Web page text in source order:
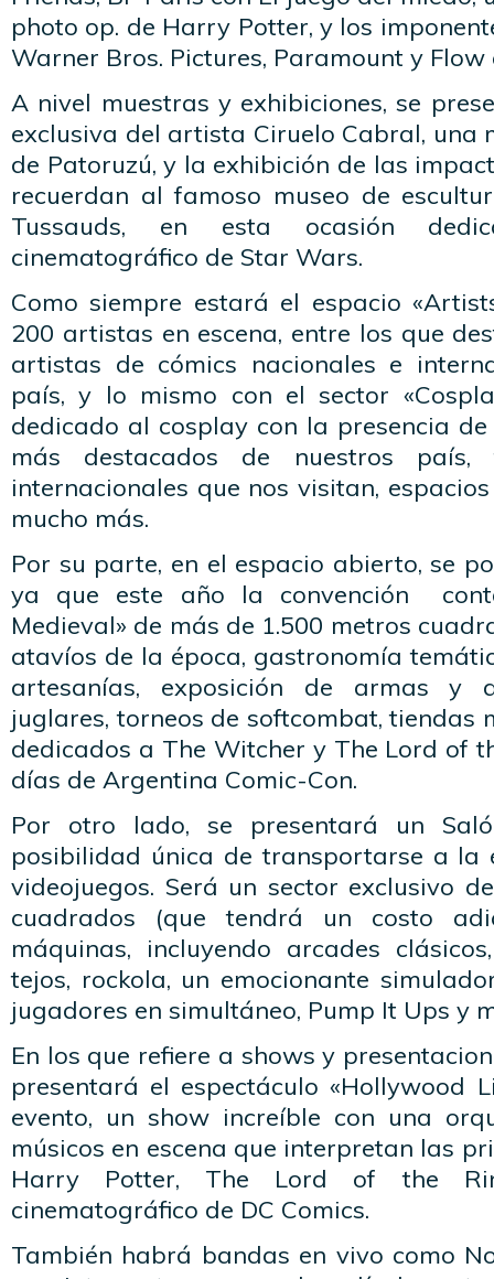
photo op. de Harry Potter, y los
Warner Bros. Pictures, Paramount y Flow
A nivel muestras y exhibiciones, se
exclusiva del artista Ciruelo Cabral, una
de Patoruzú, y la exhibición de las
recuerdan al famoso museo de
Tussauds, en esta ocasión
cinematográfico de Star Wars.
Como siempre estará el espacio
200 artistas en escena, entre los que
artistas de cómics nacionales e
país, y lo mismo con el sector
dedicado al cosplay con la presencia
más destacados de nuestros país,
internacionales que nos visitan,
mucho más.
Por su parte, en el espacio abierto, se
ya que este año la convención
Medieval» de más de 1.500 metros
atavíos de la época, gastronomía
artesanías, exposición de armas y
juglares, torneos de softcombat, tiendas
dedicados a The Witcher y The Lord of
días de Argentina Comic-Con.
Por otro lado, se presentará un
posibilidad única de transportarse a la
videojuegos. Será un sector exclusivo
cuadrados (que tendrá un costo
máquinas, incluyendo arcades
tejos, rockola, un emocionante
jugadores en simultáneo, Pump It Ups y
En los que refiere a shows y
presentará el espectáculo «Hollywood
evento, un show increíble con una
músicos en escena que interpretan las
Harry Potter, The Lord of the
cinematográfico de DC Comics.
También habrá bandas en vivo como